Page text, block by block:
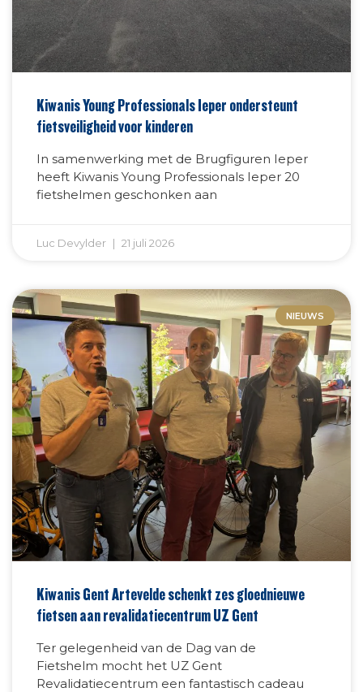
Kiwanis Young Professionals Ieper ondersteunt
fietsveiligheid voor kinderen
In samenwerking met de Brugfiguren Ieper
heeft Kiwanis Young Professionals Ieper 20
fietshelmen geschonken aan
Luc Devylder 21 juli 2026
NIEUWS
Kiwanis Gent Artevelde schenkt zes gloednieuwe
fietsen aan revalidatiecentrum UZ Gent
Ter gelegenheid van de Dag van de
Fietshelm mocht het UZ Gent
Revalidatiecentrum een fantastisch cadeau